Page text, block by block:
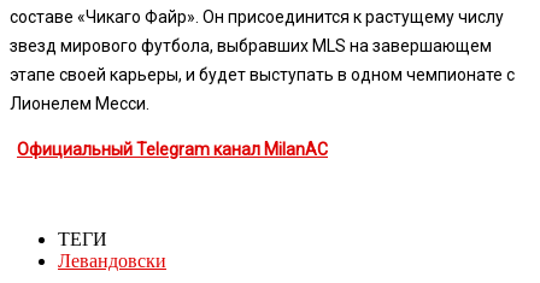
составе «Чикаго Файр». Он присоединится к растущему числу
звезд мирового футбола, выбравших MLS на завершающем
этапе своей карьеры, и будет выступать в одном чемпионате с
Лионелем Месси.
Официальный Telegram канал MilanAC
ТЕГИ
Левандовски